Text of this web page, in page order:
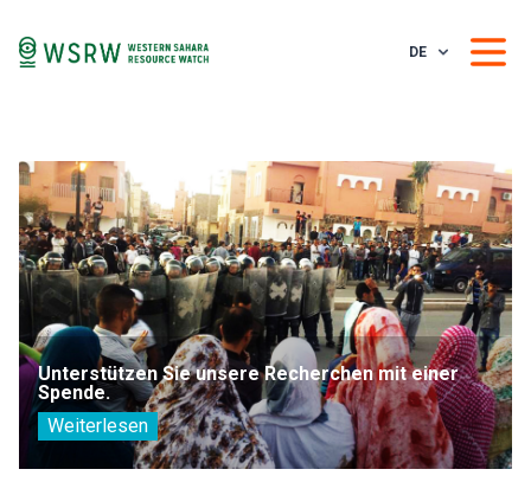
DE
Unterstützen Sie unsere Recherchen mit einer
Spende.
Weiterlesen